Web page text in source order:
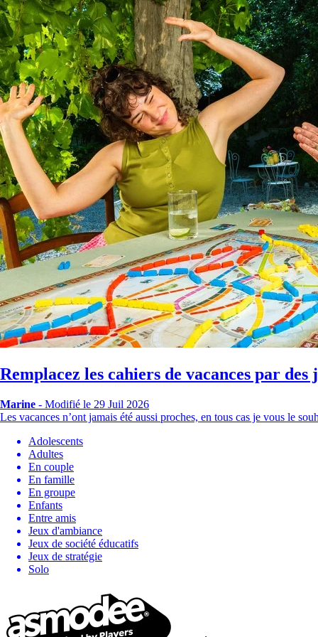
Remplacez les cahiers de vacances par des
Marine - Modifié le 29 Juil 2026
Les vacances n’ont jamais été aussi proches, en tous cas je vous le
Adolescents
Adultes
En couple
En famille
En groupe
Enfants
Entre amis
Jeux d'ambiance
Jeux de société éducatifs
Jeux de stratégie
Solo